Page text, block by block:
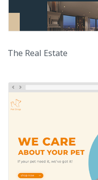
The Real Estate